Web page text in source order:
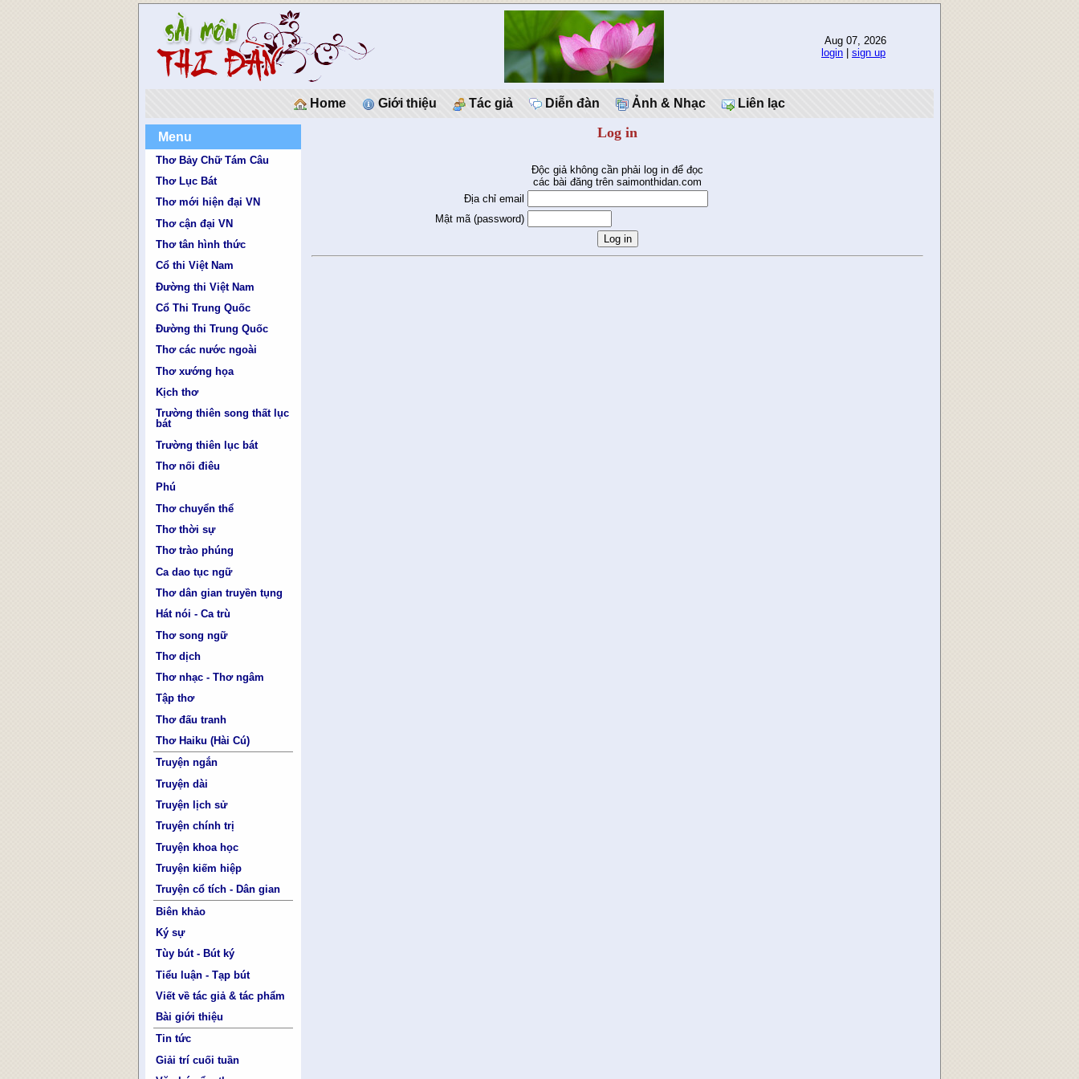
Aug 07, 2026
login
sign up
Home Giới thiệu Tác giả Diễn đàn Ảnh & Nhạc Liên lạc
Menu
Thơ Bảy Chữ Tám Câu
Thơ Lục Bát
Thơ mới hiện đại VN
Thơ cận đại VN
Thơ tân hình thức
Cổ thi Việt Nam
Đường thi Việt Nam
Cổ Thi Trung Quốc
Đường thi Trung Quốc
Thơ các nước ngoài
Thơ xướng họa
Kịch thơ
Trường thiên song thất lục
bát
Trường thiên lục bát
Thơ nối điêu
Phú
Thơ chuyển thể
Thơ thời sự
Thơ trào phúng
Ca dao tục ngữ
Thơ dân gian truyền tụng
Hát nói - Ca trù
Thơ song ngữ
Thơ dịch
Thơ nhạc - Thơ ngâm
Tập thơ
Thơ đấu tranh
Thơ Haiku (Hài Cú)
Truyện ngắn
Truyện dài
Truyện lịch sử
Truyện chính trị
Truyện khoa học
Truyện kiếm hiệp
Truyện cổ tích - Dân gian
Biên khảo
Ký sự
Tùy bút - Bút ký
Tiểu luận - Tạp bút
Viết về tác giả & tác phẩm
Bài giới thiệu
Tin tức
Giải trí cuối tuần
Log in
Độc giả không cần phải log in để đọc
các bài đăng trên saimonthidan.com
Địa chỉ email
Mật mã (password)